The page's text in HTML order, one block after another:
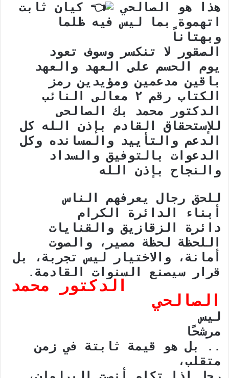
هذا هو الصالحي
كيان ثابت
اتهموة بما ليس فيه ظلما
وبهتاناً
الصقور لا تنكسر وسوف تعود
يوم الحسم على العهد والعهد
باقين مدعمين ومؤيدين رمز
الكتاب رقم ٢ معالى النائب
الدكتور محمد بك الصالحى
للإستحقاق القادم بإذن الله كل
الدعم والتأييد والمسانده وكل
الدعوات بالتوفيق والسداد
والنجاح بإذن الله
للحق رجال يعرفهم الناس
أبناء الدائرة الكرام
دائرة الزقازيق والقنايات
اللحظة لحظة مصير، والصوت
أمانة، والاختيار ليس تجربة، بل
قرار سيصنع السنوات القادمة.
الدكتور محمد
الصالحي
ليس
مرشحًا
.. بل هو قيمة ثابتة في زمن
متقلب،